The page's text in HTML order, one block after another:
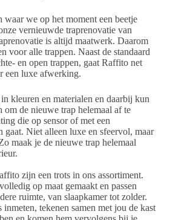
waar we op het moment een beetje
vernieuwde traprenovatie van
is altijd maatwerk. Daarom
voor alle trappen. Naast de standaard
en open trappen, gaat Raffito net
een luxe afwerking.
kleuren en materialen en daarbij kun
om de nieuwe trap helemaal af te
die op sensor of met een
gaat. Niet alleen luxe en sfeervol, maar
maak je de nieuwe trap helemaal
zijn een trots in ons assortiment.
op maat gemaakt en passen
ruimte, van slaapkamer tot zolder.
tekenen samen met jou de kast